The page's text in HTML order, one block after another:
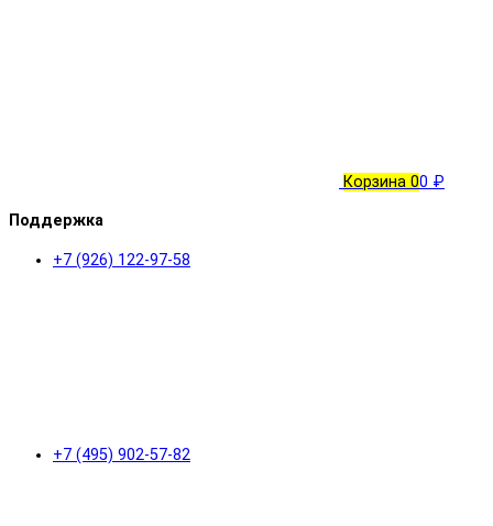
Корзина 00 ₽
Поддержка
+7 (926) 122-97-58
+7 (495) 902-57-82